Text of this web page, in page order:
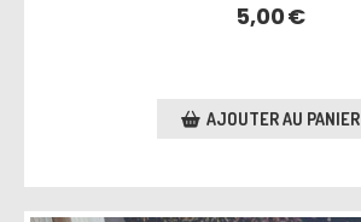
5,00€
AJOUTER AU PANIER